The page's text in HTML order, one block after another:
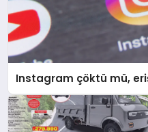
Instagram çöktü mü,